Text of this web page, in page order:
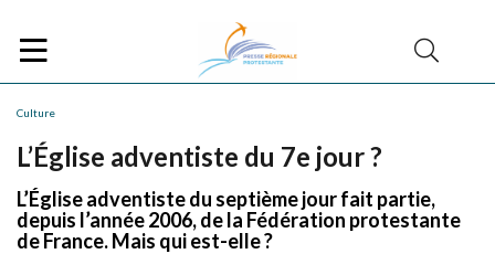
Culture
L’Église adventiste du 7e jour ?
L’Église adventiste du septième jour fait partie,
depuis l’année 2006, de la Fédération protestante
de France. Mais qui est-elle ?